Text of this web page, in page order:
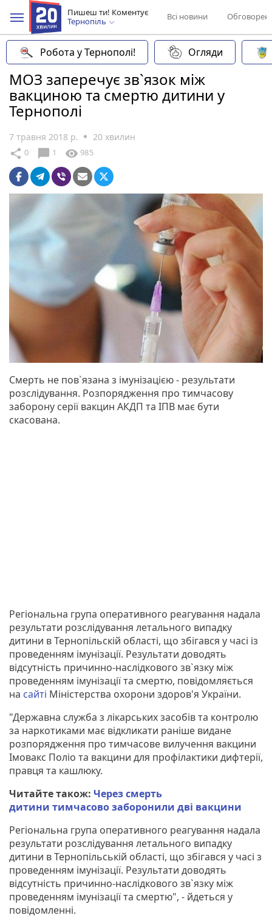
Пишеш ти! Коментує
Тернопіль
Всі новини
Робота у Тернополі! Огляди
МОЗ заперечує зв`язок між
вакциною та смертю дитини у
Тернополі
7 травня 2018 р. 20 хвилин
share 0 chat_bubble 1 visibility 985
Смерть не пов`язана з імунізацією - результати
розслідування. Розпорядження про тимчасову
заборону серії вакцин АКДП та ІПВ має бути
скасована.
Регіональна група оперативного реагування надала
результати розслідування летального випадку
дитини в Тернопільскій області, що збігався у часі із
проведенням імунізації. Результати доводять
відсутність причинно-наслідкового зв`язку між
проведенням імунізації та смертю, повідомляється
на сайті Міністерства охорони здоров'я України.
"Державна служба з лікарських засобів та контролю
за наркотиками має відкликати раніше видане
розпорядження про тимчасове вилучення вакцини
Імовакс Поліо та вакцини для профілактики дифтерії,
правця та кашлюку.
Читайте також: Через смерть
дитини тимчасово заборонили дві вакцини
Регіональна група оперативного реагування надала
результати розслідування летального випадку
дитини в Тернопільській області, що збігався у часі з
проведенням імунізації. Результати доводять
відсутність причинно-наслідкового зв`язку між
проведенням імунізації та смертю", - йдеться у
повідомленні.